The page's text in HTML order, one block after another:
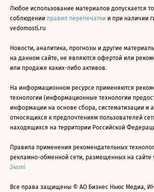
Любое использование материалов допускается
соблюдении правил перепечатки и при наличии
vedomosti.ru
Новости, аналитика, прогнозы и другие
на данном сайте, не являются офертой или
или продаже каких-либо активов.
На информационном ресурсе применяются
технологии (информационные технологии
информации на основе сбора, систематизации и
относящихся к предпочтениям пользователей
находящихся на территории Российской
Правила применения рекомендательных
рекламно-обменной сети, размещенных на сайте
24smi
Все права защищены © АО Бизнес Ньюс Медиа,